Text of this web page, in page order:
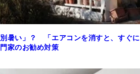
暑い」？ 「エアコンを消すと、すぐに
家のお勧め対策